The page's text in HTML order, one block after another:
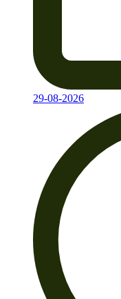
29-08-2026